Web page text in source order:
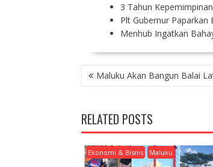
3 Tahun
Plt Gubernur
Menhub Ingatkan
P
O
T
N
A
V
Maluku Akan Bangun Balai
RELATED POSTS
Ekonomi & Bisnis Maluku